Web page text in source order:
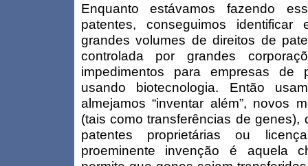
Enquanto estávamos fazendo
patentes, conseguimos
grandes volumes de direitos de
controlada por grandes
impedimentos para empresas de
usando biotecnologia. Então
almejamos “inventar além”, novos
(tais como transferências de
patentes proprietárias ou
proeminente invenção é aquela